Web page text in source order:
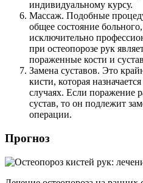
индивидуальному курсу.
Массаж. Подобные
общее состояние
исключительно
при остеопорозе рук
пораженные кости и
Замена суставов. Это
кисти, которая
случаях. Если поражение
сустав, то он подлежит
операции.
Прогноз